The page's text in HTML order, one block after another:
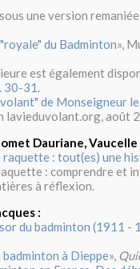
une version
du Badminton»,
est également
30-31 .
de Monseigneur
lavieduvolant.org, août
Dauriane, Vaucelle
raquette : tout(es) une
: comprendre et
à réflexion.
:
du badminton (1911 -
badminton à Dieppe»,